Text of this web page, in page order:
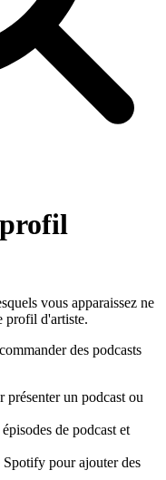
profil
vous apparaissez ne
profil d'artiste.
des podcasts
un podcast ou
de podcast et
pour ajouter des